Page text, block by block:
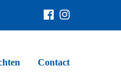
Contact